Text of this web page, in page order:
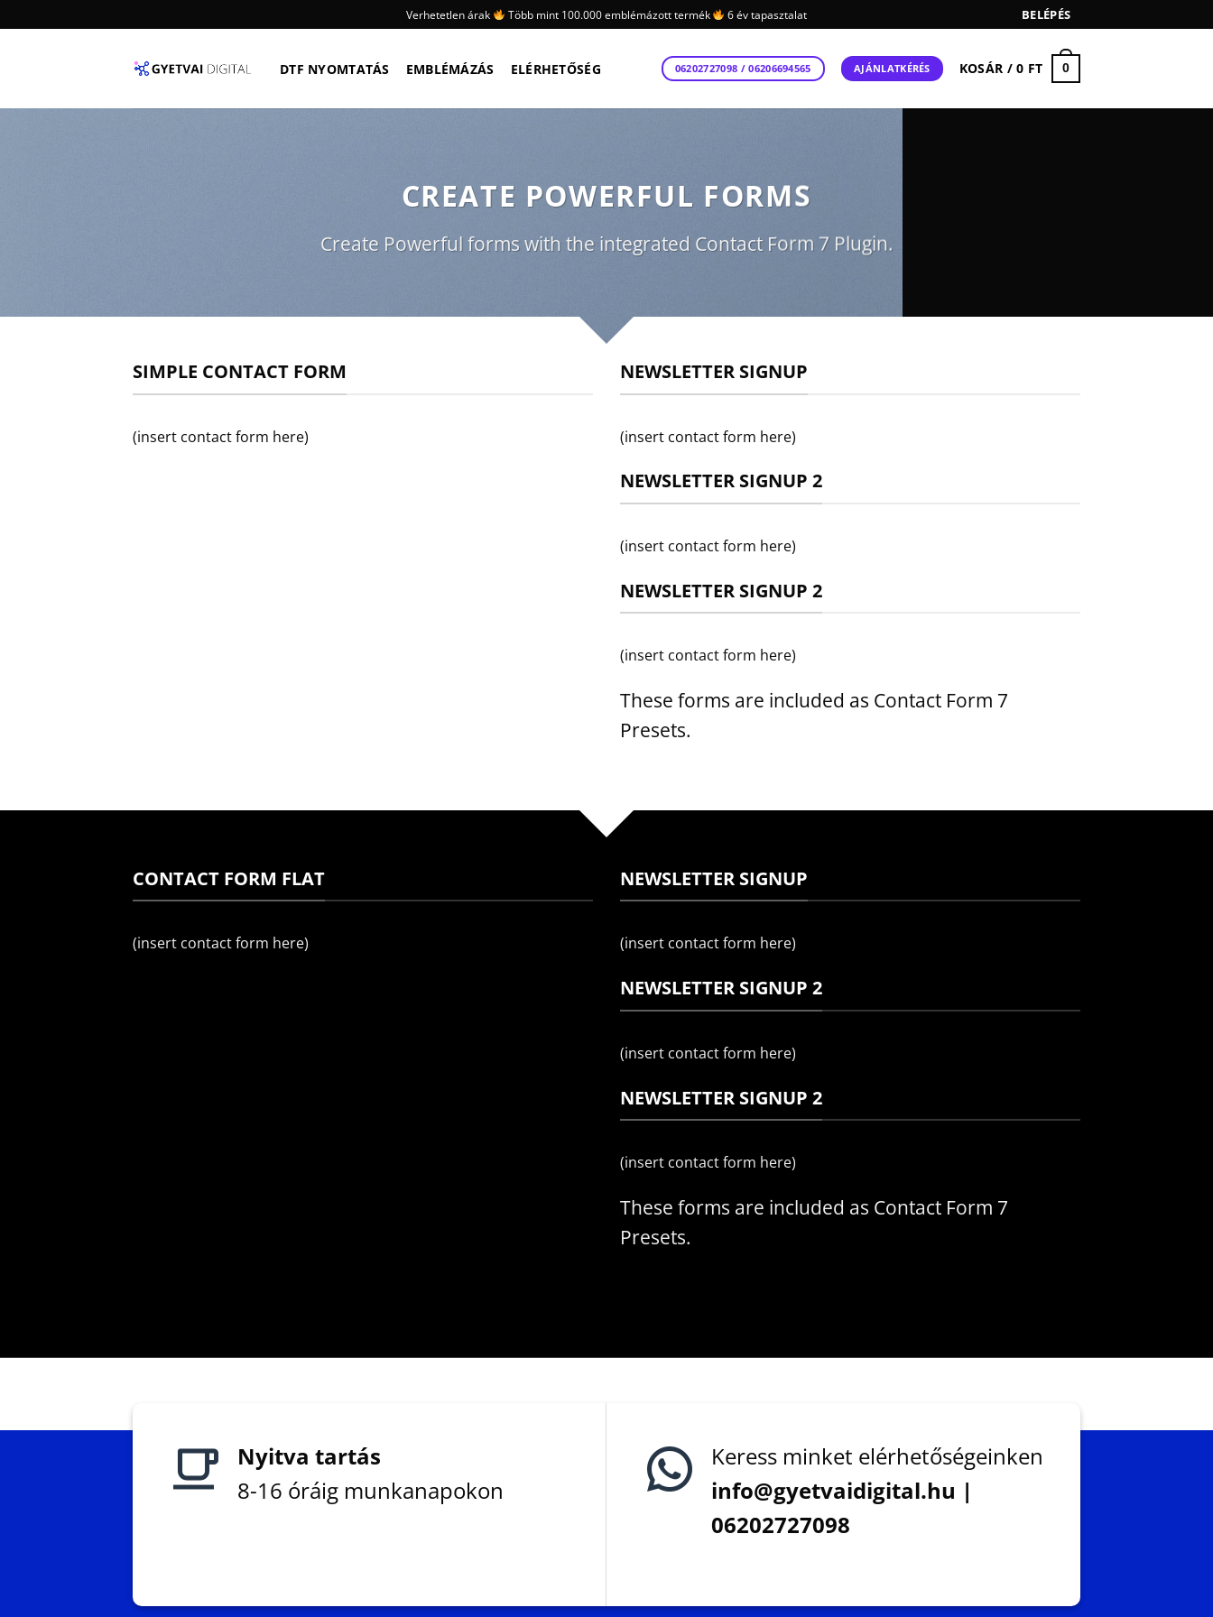
to
Verhetetlen árak Több mint 100.000 emblémázott termék 6 év tapasztalat BELÉPÉS
DTF NYOMTATÁS EMBLÉMÁZÁS ELÉRHETŐSÉG 06202727098 / 06206694565 AJÁNLATKÉRÉS KOSÁR /0 FT 0
CREATE POWERFUL FORMS
Create Powerful forms with the integrated Contact Form 7 Plugin.
SIMPLE CONTACT FORM
(insert contact form here)
NEWSLETTER SIGNUP
(insert contact form here)
NEWSLETTER SIGNUP 2
(insert contact form here)
NEWSLETTER SIGNUP 2
(insert contact form here)
These forms are included as Contact Form 7
Presets.
CONTACT FORM FLAT
(insert contact form here)
NEWSLETTER SIGNUP
(insert contact form here)
NEWSLETTER SIGNUP 2
(insert contact form here)
NEWSLETTER SIGNUP 2
(insert contact form here)
These forms are included as Contact Form 7
Presets.
Nyitva tartás
8-16 óráig munkanapokon
Keress minket elérhetőségeinken
info@gyetvaidigital.hu |
06202727098